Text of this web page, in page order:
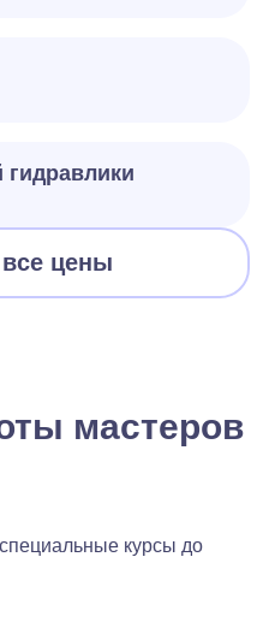
гидравлики
все цены
мастеров
курсы до